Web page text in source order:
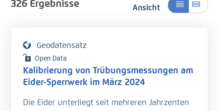
326Ergebnisse Ansicht
Geodatensatz
Open Data
Kalibrierung von Trübungsmessungen am
Eider-Sperrwerk im März 2024
Die Eider unterliegt seit mehreren Jahrzenten